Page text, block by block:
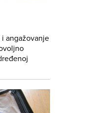
angažovanje